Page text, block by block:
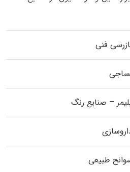
فنی
– صنایع رنگ
طبیعی